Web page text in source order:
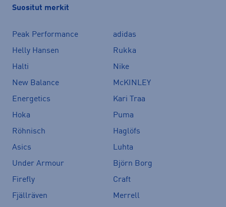
Suositut merkit
Peak Performance
adidas
Helly Hansen
Rukka
Halti
Nike
New Balance
McKINLEY
Energetics
Kari Traa
Hoka
Puma
Röhnisch
Haglöfs
Asics
Luhta
Under Armour
Björn Borg
Firefly
Craft
Fjällräven
Merrell